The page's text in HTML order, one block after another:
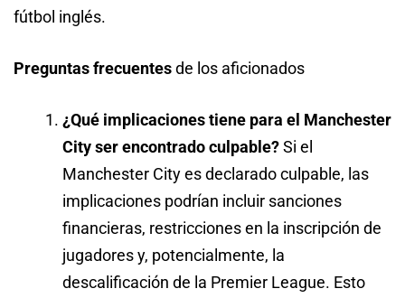
fútbol inglés.
Preguntas frecuentesde los aficionados
¿Qué implicaciones tiene para el Manchester
City ser encontrado culpable?Si el
Manchester City es declarado culpable, las
implicaciones podrían incluir sanciones
financieras, restricciones en la inscripción de
jugadores y, potencialmente, la
descalificación de la Premier League. Esto